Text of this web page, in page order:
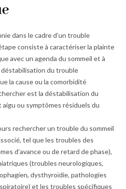
dans le cadre d’un trouble
consiste à caractériser la plainte
avec un agenda du sommeil et à
du trouble
la cause ou la comorbidité
est la déstabilisation du
ou symptômes résiduels du
rechercher un trouble du sommeil
tel que les troubles des
d’avance ou de retard de phase),
(troubles neurologiques,
dysthyroïdie, pathologies
et les troubles spécifiques